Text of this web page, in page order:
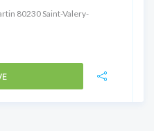
80230 Saint-Valery-